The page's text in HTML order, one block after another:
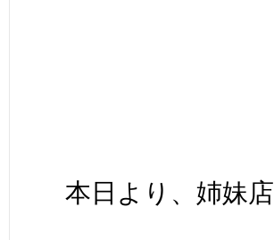
本日より、姉妹店